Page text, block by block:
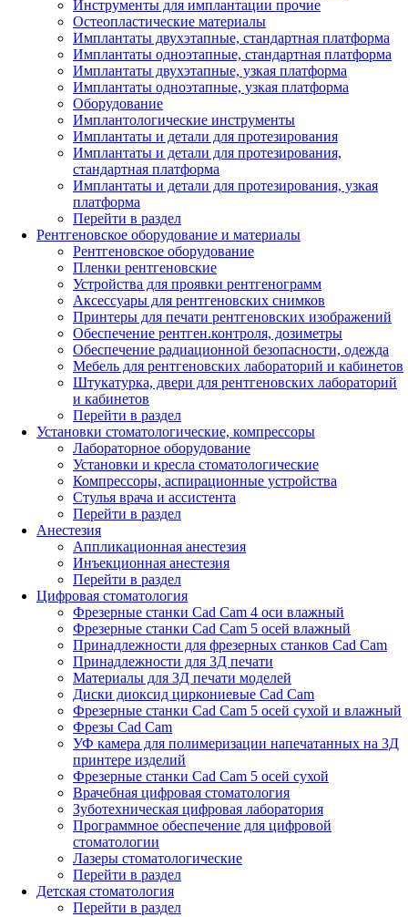
Инструменты для имплантации прочие
Остеопластические материалы
Имплантаты двухэтапные, стандартная платформа
Имплантаты одноэтапные, стандартная платформа
Имплантаты двухэтапные, узкая платформа
Имплантаты одноэтапные, узкая платформа
Оборудование
Имплантологические инструменты
Имплантаты и детали для протезирования
Имплантаты и детали для протезирования,
стандартная платформа
Имплантаты и детали для протезирования, узкая
платформа
Перейти в раздел
Рентгеновское оборудование и материалы
Рентгеновское оборудование
Пленки рентгеновские
Устройства для проявки рентгенограмм
Аксессуары для рентгеновских снимков
Принтеры для печати рентгеновских изображений
Обеспечение рентген.контроля, дозиметры
Обеспечение радиационной безопасности, одежда
Мебель для рентгеновских лабораторий и кабинетов
Штукатурка, двери для рентгеновских лабораторий
и кабинетов
Перейти в раздел
Установки стоматологические, компрессоры
Лабораторное оборудование
Установки и кресла стоматологические
Компрессоры, аспирационные устройства
Стулья врача и ассистента
Перейти в раздел
Анестезия
Аппликационная анестезия
Инъекционная анестезия
Перейти в раздел
Цифровая стоматология
Фрезерные станки Cad Cam 4 оси влажный
Фрезерные станки Cad Cam 5 осей влажный
Принадлежности для фрезерных станков Cad Cam
Принадлежности для 3Д печати
Материалы для 3Д печати моделей
Диски диоксид циркониевые Cad Cam
Фрезерные станки Cad Cam 5 осей сухой и влажный
Фрезы Cad Cam
УФ камера для полимеризации напечатанных на 3Д
принтере изделий
Фрезерные станки Cad Cam 5 осей сухой
Врачебная цифровая стоматология
Зуботехническая цифровая лаборатория
Программное обеспечение для цифровой
стоматологии
Лазеры стоматологические
Перейти в раздел
Детская стоматология
Перейти в раздел